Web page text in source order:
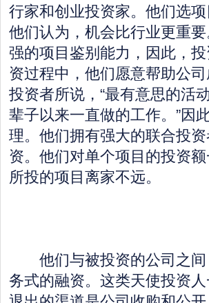
行家和创业投资家。他们选
他们认为，机会比行业更重
强的项目鉴别能力，因此，
资过程中，他们愿意帮助公
投资者所说，“最有意思的活
辈子以来一直做的工作。”因
理。他们拥有强大的联合投
资。他们对单个项目的投资
所投的项目离家不远。
他们与被投资的公司之间
务式的融资。这类天使投资